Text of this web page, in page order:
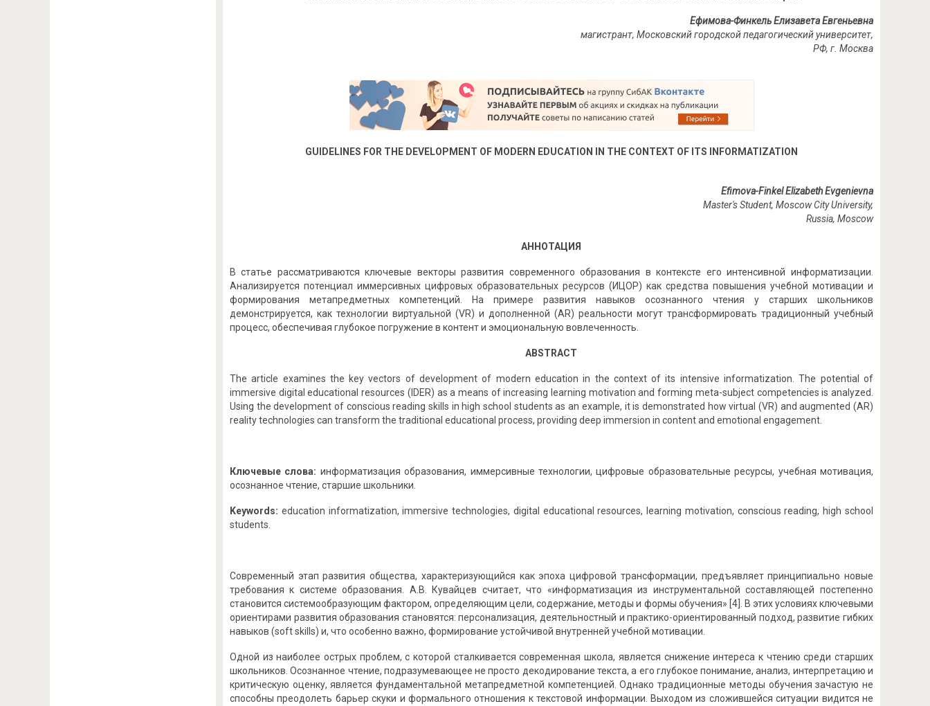
Ефимова-Финкель Елизавета Евгеньевна
магистрант, Московский городской педагогический университет,
РФ, г. Москва
GUIDELINES FOR THE DEVELOPMENT OF MODERN EDUCATION IN THE CONTEXT OF ITS INFORMATIZATION
Efimova-Finkel Elizabeth Evgenievna
Master's Student, Moscow City University,
Russia, Moscow
АННОТАЦИЯ
В статье рассматриваются ключевые векторы развития современного образования в контексте его интенсивной информатизации.
Анализируется потенциал иммерсивных цифровых образовательных ресурсов (ИЦОР) как средства повышения учебной мотивации и
формирования метапредметных компетенций. На примере развития навыков осознанного чтения у старших школьников
демонстрируется, как технологии виртуальной (VR) и дополненной (AR) реальности могут трансформировать традиционный учебный
процесс, обеспечивая глубокое погружение в контент и эмоциональную вовлеченность.
ABSTRACT
The article examines the key vectors of development of modern education in the context of its intensive informatization. The potential of
immersive digital educational resources (IDER) as a means of increasing learning motivation and forming meta-subject competencies is analyzed.
Using the development of conscious reading skills in high school students as an example, it is demonstrated how virtual (VR) and augmented (AR)
reality technologies can transform the traditional educational process, providing deep immersion in content and emotional engagement.
Ключевые слова: информатизация образования, иммерсивные технологии, цифровые образовательные ресурсы, учебная мотивация,
осознанное чтение, старшие школьники.
Keywords: education informatization, immersive technologies, digital educational resources, learning motivation, conscious reading, high school
students.
Современный этап развития общества, характеризующийся как эпоха цифровой трансформации, предъявляет принципиально новые
требования к системе образования. А.В. Кувайцев считает, что «информатизация из инструментальной составляющей постепенно
становится системообразующим фактором, определяющим цели, содержание, методы и формы обучения» [4]. В этих условиях ключевыми
ориентирами развития образования становятся: персонализация, деятельностный и практико-ориентированный подход, развитие гибких
навыков (soft skills) и, что особенно важно, формирование устойчивой внутренней учебной мотивации.
Одной из наиболее острых проблем, с которой сталкивается современная школа, является снижение интереса к чтению среди старших
школьников. Осознанное чтение, подразумевающее не просто декодирование текста, а его глубокое понимание, анализ, интерпретацию и
критическую оценку, является фундаментальной метапредметной компетенцией. Однако традиционные методы обучения зачастую не
способны преодолеть барьер скуки и формального отношения к текстовой информации. Выходом из сложившейся ситуации видится не